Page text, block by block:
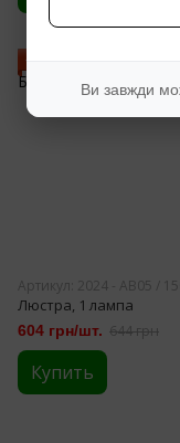
−6%
Артикул: 2024 - АВ05 /
Люстра, 1 лампа
604 грн/шт. 644 грн
Купить
Ви завжди